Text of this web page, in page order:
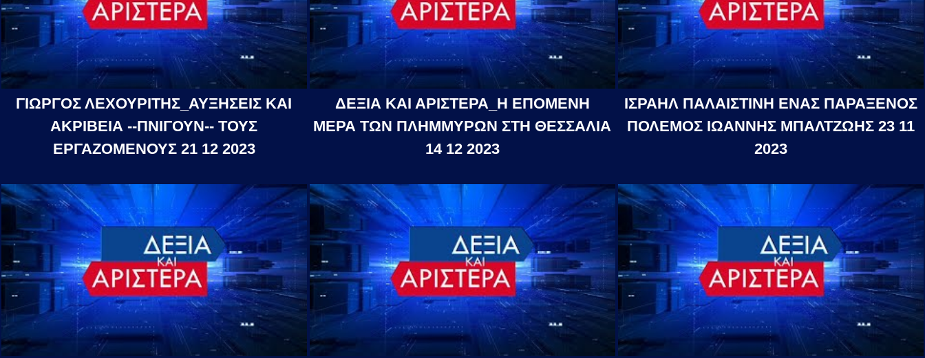
ΓΙΩΡΓΟΣ ΛΕΧΟΥΡΙΤΗΣ_ΑΥΞΗΣΕΙΣ ΚΑΙ
ΑΚΡΙΒΕΙΑ --ΠΝΙΓΟΥΝ-- ΤΟΥΣ
ΕΡΓΑΖΟΜΕΝΟΥΣ 21 12 2023
ΔΕΞΙΑ ΚΑΙ ΑΡΙΣΤΕΡΑ_Η ΕΠΟΜΕΝΗ
ΜΕΡΑ ΤΩΝ ΠΛΗΜΜΥΡΩΝ ΣΤΗ ΘΕΣΣΑΛΙΑ
14 12 2023
ΙΣΡΑΗΛ ΠΑΛΑΙΣΤΙΝΗ ΕΝΑΣ ΠΑΡΑΞΕΝΟΣ
ΠΟΛΕΜΟΣ ΙΩΑΝΝΗΣ ΜΠΑΛΤΖΩΗΣ 23 11
2023